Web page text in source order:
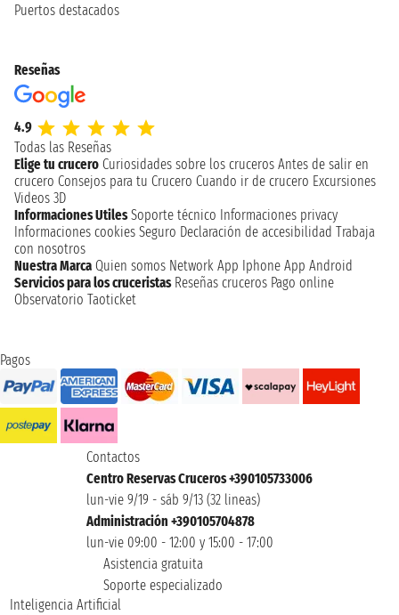
Puertos destacados
Reseñas
4.9
Todas las Reseñas
Elige tu crucero Curiosidades sobre los cruceros Antes de salir en
crucero Consejos para tu Crucero Cuando ir de crucero Excursiones
Videos 3D
Informaciones Utiles Soporte técnico Informaciones privacy
Informaciones cookies Seguro Declaración de accesibilidad Trabaja
con nosotros
Nuestra Marca Quien somos Network App Iphone App Android
Servicios para los cruceristas Reseñas cruceros Pago online
Observatorio Taoticket
Pagos
Contactos
Centro Reservas Cruceros +390105733006
lun-vie 9/19 - sáb 9/13 (32 lineas)
Administración +390105704878
lun-vie 09:00 - 12:00 y 15:00 - 17:00
Asistencia gratuita
Soporte especializado
Inteligencia Artificial